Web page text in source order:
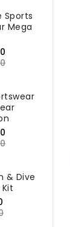
Sports
Mega
& Dive